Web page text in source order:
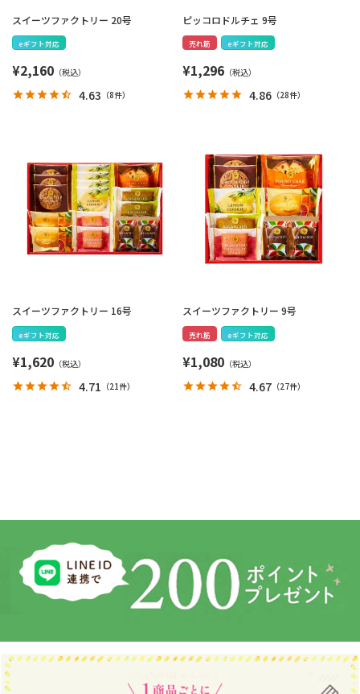
スイーツファクトリー 20号
eギフト対応
¥2,160
4.63 （8件）
ピッコロドルチェ 9号
売れ筋 eギフト対応
¥1,296
4.86 （28件）
スイーツファクトリー 16号
eギフト対応
¥1,620
4.71 （21件）
スイーツファクトリー 9号
売れ筋 eギフト対応
¥1,080
4.67 （27件）